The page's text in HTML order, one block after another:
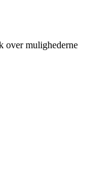
over mulighederne